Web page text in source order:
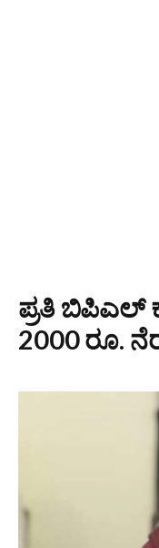
ಪ್ರತಿ ಬಿಪಿಎಲ್
2000 ರೂ.